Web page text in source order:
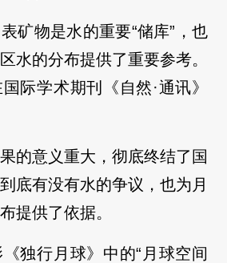
矿物是水的重要“储库”，也
水的分布提供了重要参考。
际学术期刊《自然·通讯》
的意义重大，彻底终结了国
底有没有水的争议，也为月
提供了依据。
独行月球》中的“月球空间